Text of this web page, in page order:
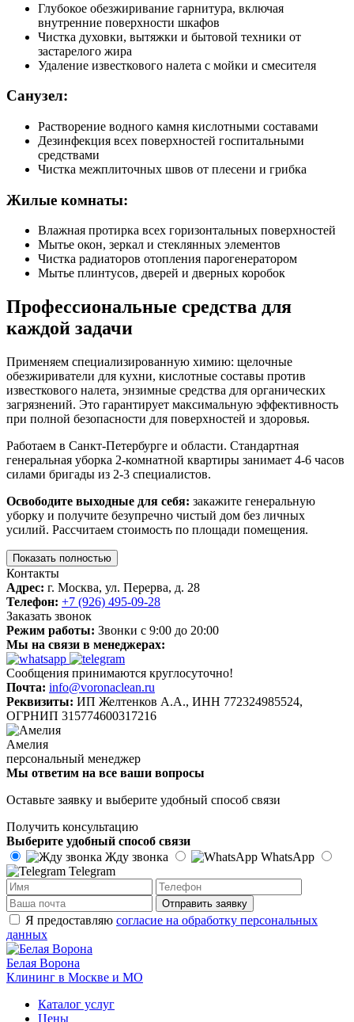
Глубокое обезжиривание гарнитура, включая
внутренние поверхности шкафов
Чистка духовки, вытяжки и бытовой техники от
застарелого жира
Удаление известкового налета с мойки и смесителя
Санузел:
Растворение водного камня кислотными составами
Дезинфекция всех поверхностей госпитальными
средствами
Чистка межплиточных швов от плесени и грибка
Жилые комнаты:
Влажная протирка всех горизонтальных поверхностей
Мытье окон, зеркал и стеклянных элементов
Чистка радиаторов отопления парогенератором
Мытье плинтусов, дверей и дверных коробок
Профессиональные средства для
каждой задачи
Применяем специализированную химию: щелочные
обезжириватели для кухни, кислотные составы против
известкового налета, энзимные средства для органических
загрязнений. Это гарантирует максимальную эффективность
при полной безопасности для поверхностей и здоровья.
Работаем в Санкт-Петербурге и области. Стандартная
генеральная уборка 2-комнатной квартиры занимает 4-6 часов
силами бригады из 2-3 специалистов.
Освободите выходные для себя: закажите генеральную
уборку и получите безупречно чистый дом без личных
усилий. Рассчитаем стоимость по площади помещения.
Показать полностью
Контакты
Адрес: г. Москва, ул. Перерва, д. 28
Телефон: +7 (926) 495-09-28
Заказать звонок
Режим работы: Звонки с 9:00 до 20:00
Мы на связи в менеджерах:
Сообщения принимаются круглосуточно!
Почта: info@voronaclean.ru
Реквизиты: ИП Желтенков А.А., ИНН 772324985524,
ОГРНИП 315774600317216
Амелия
персональный менеджер
Мы ответим на все ваши вопросы
Оставьте заявку и выберите удобный способ связи
Получить консультацию
Выберите удобный способ связи
Жду звонка
WhatsApp
Telegram
Отправить заявку
Я предоставляю согласие на обработку персональных
данных
Белая Ворона
Клининг в Москве и МО
Каталог услуг
Цены